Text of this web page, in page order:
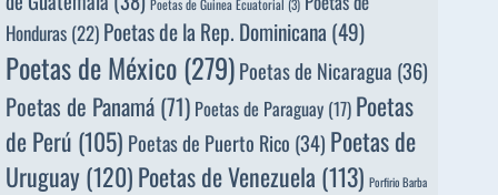
Honduras (22) Poetas de la Rep. Dominicana (49)
Poetas de México(279)Poetas de Nicaragua (36)
Poetas de Panamá (71) Poetas de Paraguay (17) Poetas
de Perú (105) Poetas de Puerto Rico (34) Poetas de
Uruguay(120)Poetas de Venezuela (113) Porfirio Barba